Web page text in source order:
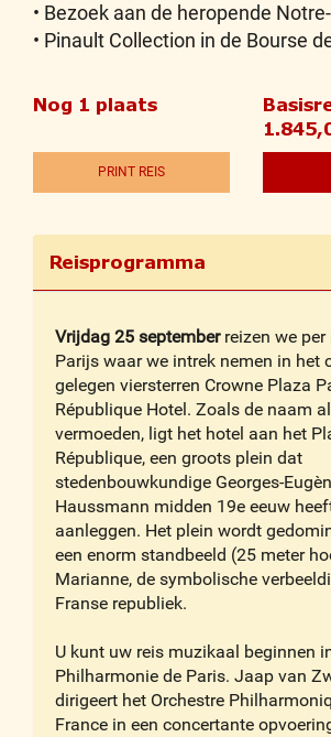
• Bezoek aan de heropende
• Pinault Collection in de Bourse
Nog 1 plaats
PRINT REIS
Reisprogramma
Vrijdag 25 september reizen we
Parijs waar we intrek nemen in het
gelegen viersterren Crowne Plaza
République Hotel. Zoals de naam
vermoeden, ligt het hotel aan het
République, een groots plein dat
stedenbouwkundige Georges-
Haussmann midden 19e eeuw
aanleggen. Het plein wordt
een enorm standbeeld (25 meter
Marianne, de symbolische
Franse republiek.
U kunt uw reis muzikaal beginnen
Philharmonie de Paris. Jaap van
dirigeert het Orchestre
France in een concertante